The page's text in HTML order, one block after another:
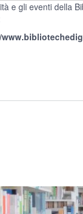
e gli eventi della